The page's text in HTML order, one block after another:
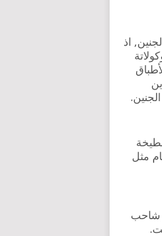
اذ
مثل
شاحب